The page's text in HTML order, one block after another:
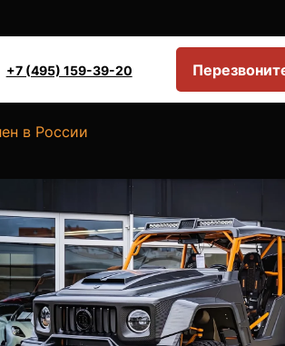
+7 (495) 159-39-20
в России